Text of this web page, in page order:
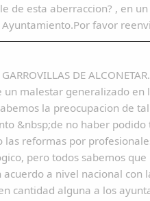
de esta aberraccion? , en
favor
DE
un malestar generalizado
la preocupacion de
&nbsp;de no haber
reformas por
pero todos sabemos
a nivel nacional con
cantidad alguna a los